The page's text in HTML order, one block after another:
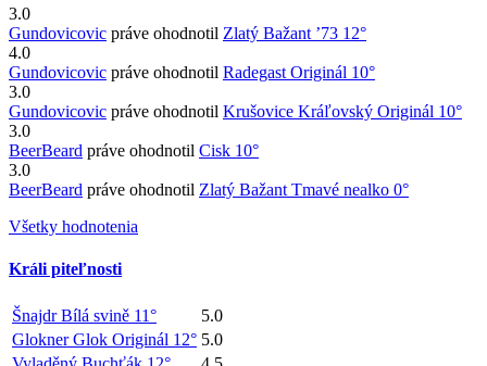
3.0
Gundovicovic práve ohodnotil Zlatý Bažant ’73 12°
4.0
Gundovicovic práve ohodnotil Radegast Originál 10°
3.0
Gundovicovic práve ohodnotil Krušovice Kráľovský Originál 10°
3.0
BeerBeard práve ohodnotil Cisk 10°
3.0
BeerBeard práve ohodnotil Zlatý Bažant Tmavé nealko 0°
Všetky hodnotenia
Králi piteľnosti
Šnajdr Bílá svině 11°
5.0
Glokner Glok Originál 12° 5.0